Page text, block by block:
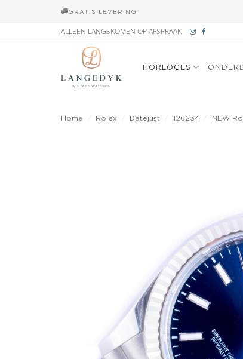
GRATIS LEVERING
ALLEEN LANGSKOMEN OP AFSPRAAK
HORLOGES
Home Rolex Datejust 126234 NEW